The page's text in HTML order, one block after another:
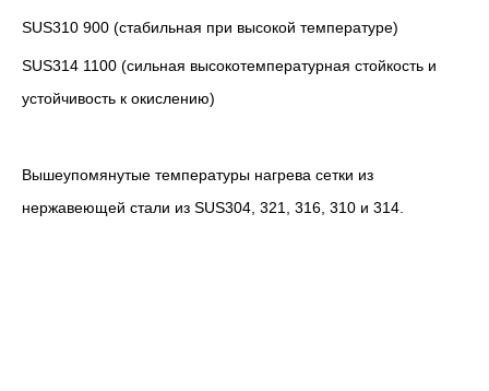
SUS310 900 (стабильная при высокой температуре)
SUS314 1100 (сильная высокотемпературная стойкость и
устойчивость к окислению)
Вышеупомянутые температуры нагрева сетки из
нержавеющей стали из SUS304, 321, 316, 310 и 314.